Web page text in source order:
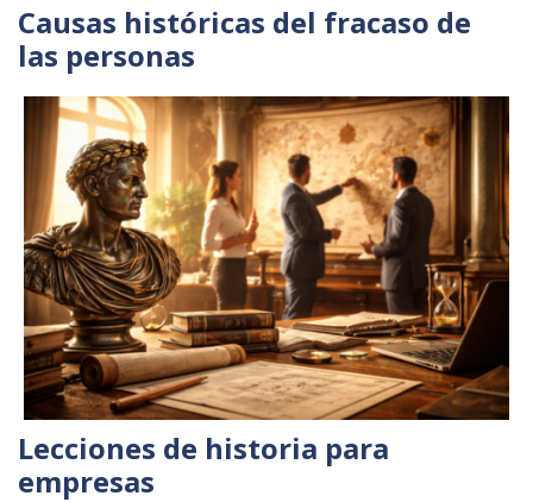
Causas históricas del fracaso de
las personas
Lecciones de historia para
empresas